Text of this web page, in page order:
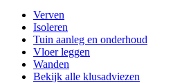
Verven
Isoleren
Tuin aanleg en onderhoud
Vloer leggen
Wanden
Bekijk alle klusadviezen